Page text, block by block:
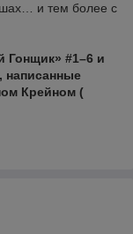
и тем более с
Гонщик» #1–6 и
написанные
Крейном (